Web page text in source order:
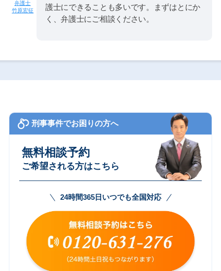
竹原宏征
護士にできることも多いです。まずはとにか
く、弁護士にご相談ください。
刑事事件でお困りの方へ
無料相談予約
ご希望される方はこちら
24時間365日いつでも全国対応